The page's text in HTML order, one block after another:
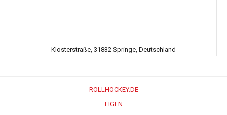
Klosterstraße, 31832 Springe, Deutschland
ROLLHOCKEY.DE
LIGEN